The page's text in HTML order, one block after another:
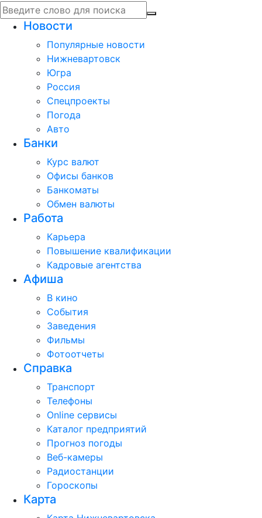
Новости
Популярные новости
Нижневартовск
Югра
Россия
Спецпроекты
Погода
Авто
Банки
Курс валют
Офисы банков
Банкоматы
Обмен валюты
Работа
Карьера
Повышение квалификации
Кадровые агентства
Афиша
В кино
События
Заведения
Фильмы
Фотоотчеты
Справка
Транспорт
Телефоны
Online сервисы
Каталог предприятий
Прогноз погоды
Веб-камеры
Радиостанции
Гороскопы
Карта